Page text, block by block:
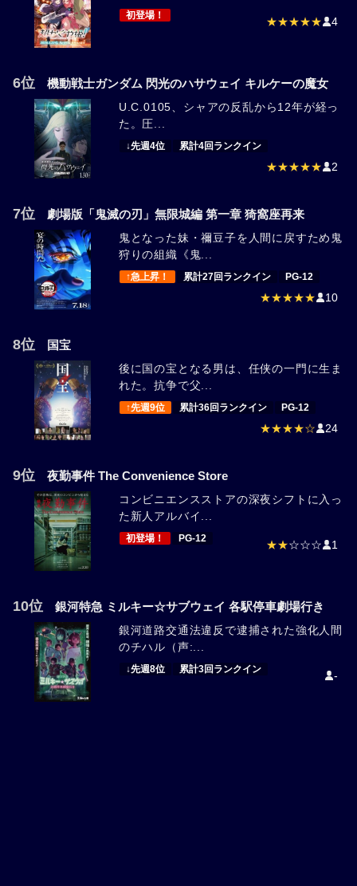
初登場！ ★★★★★ 4
6位 機動戦士ガンダム 閃光のハサウェイ キルケーの魔女
U.C.0105、シャアの反乱から12年が経っ
た。圧...
↓先週4位 累計4回ランクイン
★★★★★ 2
7位 劇場版「鬼滅の刃」無限城編 第一章 猗窩座再来
鬼となった妹・禰豆子を人間に戻すため鬼
狩りの組織《鬼...
↑急上昇！ 累計27回ランクイン PG-12
★★★★★ 10
8位 国宝
後に国の宝となる男は、任侠の一門に生ま
れた。抗争で父...
↑先週9位 累計36回ランクイン PG-12
★★★★☆ 24
9位 夜勤事件 The Convenience Store
コンビニエンスストアの深夜シフトに入っ
た新人アルバイ...
初登場！ PG-12 ★★☆☆☆ 1
10位 銀河特急 ミルキー☆サブウェイ 各駅停車劇場行き
銀河道路交通法違反で逮捕された強化人間
のチハル（声:...
↓先週8位 累計3回ランクイン -